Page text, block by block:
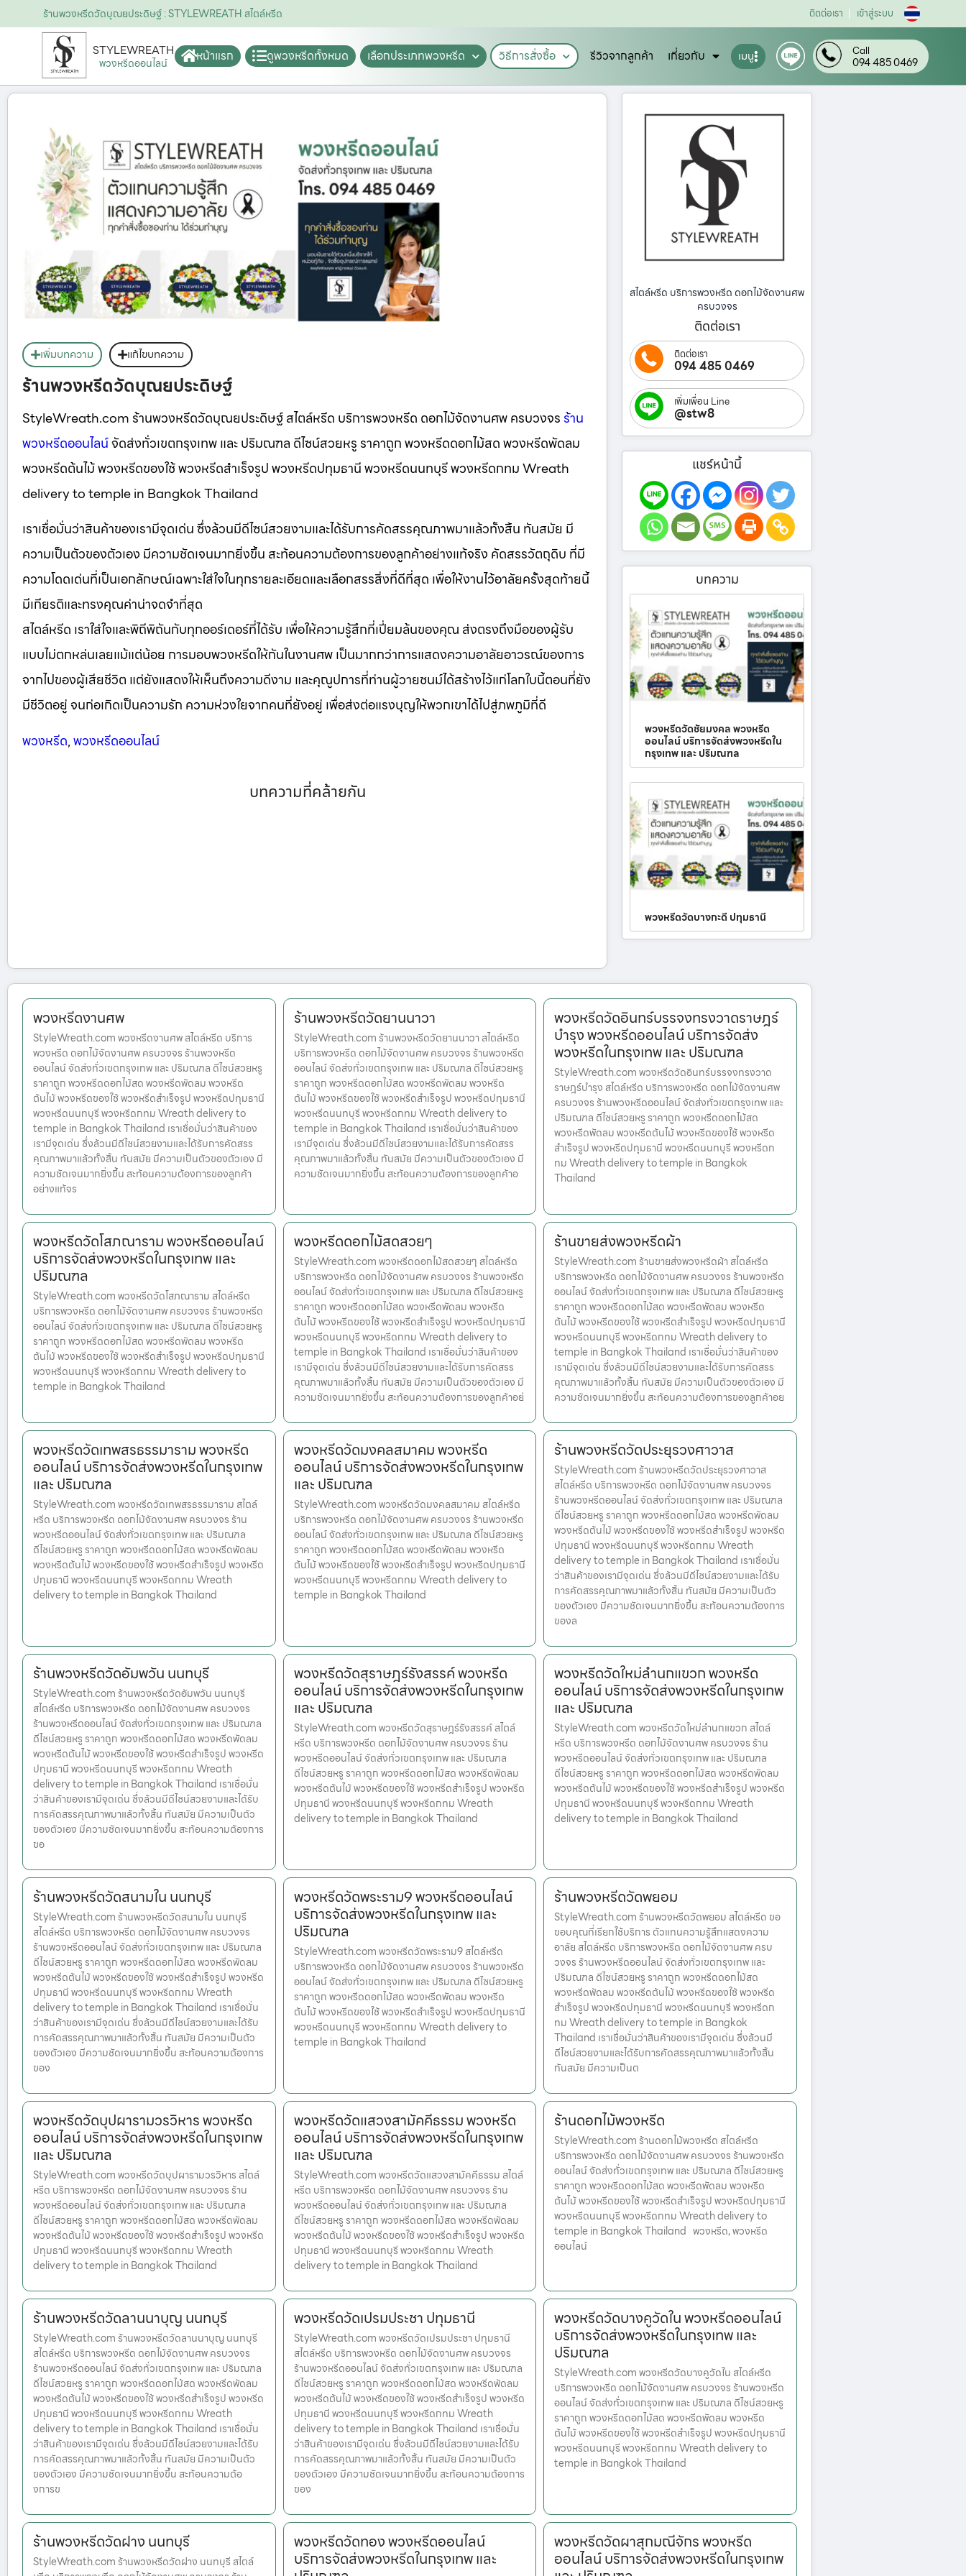
ร้านพวงหรีดวัดบุณยประดิษฐ์ : STYLEWREATH สไตล์หรีด ติดต่อเรา เข้าสู่ระบบ
STYLEWREATH
พวงหรีดออนไลน์ หน้าแรก ดูพวงหรีดทั้งหมด เลือกประเภทพวงหรีด วิธีการสั่งซื้อ รีวิวจากลูกค้า เกี่ยวกับ เมนู Call
094 485 0469
เพิ่มบทความ แก้ไขบทความ
ร้านพวงหรีดวัดบุณยประดิษฐ์
StyleWreath.com ร้านพวงหรีดวัดบุณยประดิษฐ์ สไตล์หรีด บริการพวงหรีด ดอกไม้จัดงานศพ ครบวงจรร้าน
พวงหรีดออนไลน์จัดส่งทั่วเขตกรุงเทพ และ ปริมณฑล ดีไซน์สวยหรู ราคาถูก พวงหรีดดอกไม้สด พวงหรีดพัดลม
พวงหรีดต้นไม้ พวงหรีดของใช้ พวงหรีดสำเร็จรูป พวงหรีดปทุมธานี พวงหรีดนนทบุรี พวงหรีดกทม Wreath
delivery to temple in Bangkok Thailand
เราเชื่อมั่นว่าสินค้าของเรามีจุดเด่น ซึ่งล้วนมีดีไซน์สวยงามและได้รับการคัดสรรคุณภาพมาแล้วทั้งสิ้น ทันสมัย มี
ความเป็นตัวของตัวเอง มีความชัดเจนมากยิ่งขึ้น สะท้อนความต้องการของลูกค้าอย่างแท้จริง คัดสรรวัตถุดิบ ที่มี
ความโดดเด่นที่เป็นเอกลักษณ์เฉพาะใส่ใจในทุกรายละเอียดและเลือกสรรสิ่งที่ดีที่สุด เพื่อให้งานไว้อาลัยครั้งสุดท้ายนี้
มีเกียรติและทรงคุณค่าน่าจดจำที่สุด
สไตล์หรีด เราใส่ใจและพิถีพิถันกับทุกออร์เดอร์ที่ได้รับ เพื่อให้ความรู้สึกที่เปี่ยมล้นของคุณ ส่งตรงถึงมือของผู้รับ
แบบไม่ตกหล่นเลยแม้แต่น้อย การมอบพวงหรีดให้กันในงานศพ เป็นมากกว่าการแสดงความอาลัยอาวรณ์ของการ
จากไปของผู้เสียชีวิต แต่ยังแสดงให้เห็นถึงความดีงาม และคุณูปการที่ท่านผู้วายชนม์ได้สร้างไว้แก่โลกใบนี้ตอนที่ยัง
มีชีวิตอยู่ จนก่อเกิดเป็นความรัก ความห่วงใยจากคนที่ยังอยู่ เพื่อส่งต่อแรงบุญให้พวกเขาได้ไปสู่ภพภูมิที่ดี
พวงหรีด,พวงหรีดออนไลน์
บทความที่คล้ายกัน
สไตล์หรีด บริการพวงหรีด ดอกไม้จัดงานศพ
ครบวงจร
ติดต่อเรา
ติดต่อเรา
094 485 0469
เพิ่มเพื่อน Line
@stw8
แชร์หน้านี้
บทความ
พวงหรีดวัดชัยมงคล พวงหรีด
ออนไลน์ บริการจัดส่งพวงหรีดใน
กรุงเทพ และ ปริมณฑล
พวงหรีดวัดบางกะดี ปทุมธานี
พวงหรีดงานศพ
StyleWreath.com พวงหรีดงานศพ สไตล์หรีด บริการ
พวงหรีด ดอกไม้จัดงานศพ ครบวงจร ร้านพวงหรีด
ออนไลน์ จัดส่งทั่วเขตกรุงเทพ และ ปริมณฑล ดีไซน์สวยหรู
ราคาถูก พวงหรีดดอกไม้สด พวงหรีดพัดลม พวงหรีด
ต้นไม้ พวงหรีดของใช้ พวงหรีดสำเร็จรูป พวงหรีดปทุมธานี
พวงหรีดนนทบุรี พวงหรีดกทม Wreath delivery to
temple in Bangkok Thailand เราเชื่อมั่นว่าสินค้าของ
เรามีจุดเด่น ซึ่งล้วนมีดีไซน์สวยงามและได้รับการคัดสรร
คุณภาพมาแล้วทั้งสิ้น ทันสมัย มีความเป็นตัวของตัวเอง มี
ความชัดเจนมากยิ่งขึ้น สะท้อนความต้องการของลูกค้า
อย่างแท้จร
ร้านพวงหรีดวัดยานนาวา
StyleWreath.com ร้านพวงหรีดวัดยานนาวา สไตล์หรีด
บริการพวงหรีด ดอกไม้จัดงานศพ ครบวงจร ร้านพวงหรีด
ออนไลน์ จัดส่งทั่วเขตกรุงเทพ และ ปริมณฑล ดีไซน์สวยหรู
ราคาถูก พวงหรีดดอกไม้สด พวงหรีดพัดลม พวงหรีด
ต้นไม้ พวงหรีดของใช้ พวงหรีดสำเร็จรูป พวงหรีดปทุมธานี
พวงหรีดนนทบุรี พวงหรีดกทม Wreath delivery to
temple in Bangkok Thailand เราเชื่อมั่นว่าสินค้าของ
เรามีจุดเด่น ซึ่งล้วนมีดีไซน์สวยงามและได้รับการคัดสรร
คุณภาพมาแล้วทั้งสิ้น ทันสมัย มีความเป็นตัวของตัวเอง มี
ความชัดเจนมากยิ่งขึ้น สะท้อนความต้องการของลูกค้าอ
พวงหรีดวัดอินทร์บรรจงทรงวาดราษฎร์
บำรุง พวงหรีดออนไลน์ บริการจัดส่ง
พวงหรีดในกรุงเทพ และ ปริมณฑล
StyleWreath.com พวงหรีดวัดอินทร์บรรจงทรงวาด
ราษฎร์บำรุง สไตล์หรีด บริการพวงหรีด ดอกไม้จัดงานศพ
ครบวงจร ร้านพวงหรีดออนไลน์ จัดส่งทั่วเขตกรุงเทพ และ
ปริมณฑล ดีไซน์สวยหรู ราคาถูก พวงหรีดดอกไม้สด
พวงหรีดพัดลม พวงหรีดต้นไม้ พวงหรีดของใช้ พวงหรีด
สำเร็จรูป พวงหรีดปทุมธานี พวงหรีดนนทบุรี พวงหรีดก
ทม Wreath delivery to temple in Bangkok
Thailand
พวงหรีดวัดโสภณาราม พวงหรีดออนไลน์
บริการจัดส่งพวงหรีดในกรุงเทพ และ
ปริมณฑล
StyleWreath.com พวงหรีดวัดโสภณาราม สไตล์หรีด
บริการพวงหรีด ดอกไม้จัดงานศพ ครบวงจร ร้านพวงหรีด
ออนไลน์ จัดส่งทั่วเขตกรุงเทพ และ ปริมณฑล ดีไซน์สวยหรู
ราคาถูก พวงหรีดดอกไม้สด พวงหรีดพัดลม พวงหรีด
ต้นไม้ พวงหรีดของใช้ พวงหรีดสำเร็จรูป พวงหรีดปทุมธานี
พวงหรีดนนทบุรี พวงหรีดกทม Wreath delivery to
temple in Bangkok Thailand
พวงหรีดดอกไม้สดสวยๆ
StyleWreath.com พวงหรีดดอกไม้สดสวยๆ สไตล์หรีด
บริการพวงหรีด ดอกไม้จัดงานศพ ครบวงจร ร้านพวงหรีด
ออนไลน์ จัดส่งทั่วเขตกรุงเทพ และ ปริมณฑล ดีไซน์สวยหรู
ราคาถูก พวงหรีดดอกไม้สด พวงหรีดพัดลม พวงหรีด
ต้นไม้ พวงหรีดของใช้ พวงหรีดสำเร็จรูป พวงหรีดปทุมธานี
พวงหรีดนนทบุรี พวงหรีดกทม Wreath delivery to
temple in Bangkok Thailand เราเชื่อมั่นว่าสินค้าของ
เรามีจุดเด่น ซึ่งล้วนมีดีไซน์สวยงามและได้รับการคัดสรร
คุณภาพมาแล้วทั้งสิ้น ทันสมัย มีความเป็นตัวของตัวเอง มี
ความชัดเจนมากยิ่งขึ้น สะท้อนความต้องการของลูกค้าอย่
ร้านขายส่งพวงหรีดผ้า
StyleWreath.com ร้านขายส่งพวงหรีดผ้า สไตล์หรีด
บริการพวงหรีด ดอกไม้จัดงานศพ ครบวงจร ร้านพวงหรีด
ออนไลน์ จัดส่งทั่วเขตกรุงเทพ และ ปริมณฑล ดีไซน์สวยหรู
ราคาถูก พวงหรีดดอกไม้สด พวงหรีดพัดลม พวงหรีด
ต้นไม้ พวงหรีดของใช้ พวงหรีดสำเร็จรูป พวงหรีดปทุมธานี
พวงหรีดนนทบุรี พวงหรีดกทม Wreath delivery to
temple in Bangkok Thailand เราเชื่อมั่นว่าสินค้าของ
เรามีจุดเด่น ซึ่งล้วนมีดีไซน์สวยงามและได้รับการคัดสรร
คุณภาพมาแล้วทั้งสิ้น ทันสมัย มีความเป็นตัวของตัวเอง มี
ความชัดเจนมากยิ่งขึ้น สะท้อนความต้องการของลูกค้าอย
พวงหรีดวัดเทพสรธรรมาราม พวงหรีด
ออนไลน์ บริการจัดส่งพวงหรีดในกรุงเทพ
และ ปริมณฑล
StyleWreath.com พวงหรีดวัดเทพสรธรรมาราม สไตล์
หรีด บริการพวงหรีด ดอกไม้จัดงานศพ ครบวงจร ร้าน
พวงหรีดออนไลน์ จัดส่งทั่วเขตกรุงเทพ และ ปริมณฑล
ดีไซน์สวยหรู ราคาถูก พวงหรีดดอกไม้สด พวงหรีดพัดลม
พวงหรีดต้นไม้ พวงหรีดของใช้ พวงหรีดสำเร็จรูป พวงหรีด
ปทุมธานี พวงหรีดนนทบุรี พวงหรีดกทม Wreath
delivery to temple in Bangkok Thailand
พวงหรีดวัดมงคลสมาคม พวงหรีด
ออนไลน์ บริการจัดส่งพวงหรีดในกรุงเทพ
และ ปริมณฑล
StyleWreath.com พวงหรีดวัดมงคลสมาคม สไตล์หรีด
บริการพวงหรีด ดอกไม้จัดงานศพ ครบวงจร ร้านพวงหรีด
ออนไลน์ จัดส่งทั่วเขตกรุงเทพ และ ปริมณฑล ดีไซน์สวยหรู
ราคาถูก พวงหรีดดอกไม้สด พวงหรีดพัดลม พวงหรีด
ต้นไม้ พวงหรีดของใช้ พวงหรีดสำเร็จรูป พวงหรีดปทุมธานี
พวงหรีดนนทบุรี พวงหรีดกทม Wreath delivery to
temple in Bangkok Thailand
ร้านพวงหรีดวัดประยุรวงศาวาส
StyleWreath.com ร้านพวงหรีดวัดประยุรวงศาวาส
สไตล์หรีด บริการพวงหรีด ดอกไม้จัดงานศพ ครบวงจร
ร้านพวงหรีดออนไลน์ จัดส่งทั่วเขตกรุงเทพ และ ปริมณฑล
ดีไซน์สวยหรู ราคาถูก พวงหรีดดอกไม้สด พวงหรีดพัดลม
พวงหรีดต้นไม้ พวงหรีดของใช้ พวงหรีดสำเร็จรูป พวงหรีด
ปทุมธานี พวงหรีดนนทบุรี พวงหรีดกทม Wreath
delivery to temple in Bangkok Thailand เราเชื่อมั่น
ว่าสินค้าของเรามีจุดเด่น ซึ่งล้วนมีดีไซน์สวยงามและได้รับ
การคัดสรรคุณภาพมาแล้วทั้งสิ้น ทันสมัย มีความเป็นตัว
ของตัวเอง มีความชัดเจนมากยิ่งขึ้น สะท้อนความต้องการ
ของล
ร้านพวงหรีดวัดอัมพวัน นนทบุรี
StyleWreath.com ร้านพวงหรีดวัดอัมพวัน นนทบุรี
สไตล์หรีด บริการพวงหรีด ดอกไม้จัดงานศพ ครบวงจร
ร้านพวงหรีดออนไลน์ จัดส่งทั่วเขตกรุงเทพ และ ปริมณฑล
ดีไซน์สวยหรู ราคาถูก พวงหรีดดอกไม้สด พวงหรีดพัดลม
พวงหรีดต้นไม้ พวงหรีดของใช้ พวงหรีดสำเร็จรูป พวงหรีด
ปทุมธานี พวงหรีดนนทบุรี พวงหรีดกทม Wreath
delivery to temple in Bangkok Thailand เราเชื่อมั่น
ว่าสินค้าของเรามีจุดเด่น ซึ่งล้วนมีดีไซน์สวยงามและได้รับ
การคัดสรรคุณภาพมาแล้วทั้งสิ้น ทันสมัย มีความเป็นตัว
ของตัวเอง มีความชัดเจนมากยิ่งขึ้น สะท้อนความต้องการ
ขอ
พวงหรีดวัดสุราษฎร์รังสรรค์ พวงหรีด
ออนไลน์ บริการจัดส่งพวงหรีดในกรุงเทพ
และ ปริมณฑล
StyleWreath.com พวงหรีดวัดสุราษฎร์รังสรรค์ สไตล์
หรีด บริการพวงหรีด ดอกไม้จัดงานศพ ครบวงจร ร้าน
พวงหรีดออนไลน์ จัดส่งทั่วเขตกรุงเทพ และ ปริมณฑล
ดีไซน์สวยหรู ราคาถูก พวงหรีดดอกไม้สด พวงหรีดพัดลม
พวงหรีดต้นไม้ พวงหรีดของใช้ พวงหรีดสำเร็จรูป พวงหรีด
ปทุมธานี พวงหรีดนนทบุรี พวงหรีดกทม Wreath
delivery to temple in Bangkok Thailand
พวงหรีดวัดใหม่ลำนกแขวก พวงหรีด
ออนไลน์ บริการจัดส่งพวงหรีดในกรุงเทพ
และ ปริมณฑล
StyleWreath.com พวงหรีดวัดใหม่ลำนกแขวก สไตล์
หรีด บริการพวงหรีด ดอกไม้จัดงานศพ ครบวงจร ร้าน
พวงหรีดออนไลน์ จัดส่งทั่วเขตกรุงเทพ และ ปริมณฑล
ดีไซน์สวยหรู ราคาถูก พวงหรีดดอกไม้สด พวงหรีดพัดลม
พวงหรีดต้นไม้ พวงหรีดของใช้ พวงหรีดสำเร็จรูป พวงหรีด
ปทุมธานี พวงหรีดนนทบุรี พวงหรีดกทม Wreath
delivery to temple in Bangkok Thailand
ร้านพวงหรีดวัดสนามใน นนทบุรี
StyleWreath.com ร้านพวงหรีดวัดสนามใน นนทบุรี
สไตล์หรีด บริการพวงหรีด ดอกไม้จัดงานศพ ครบวงจร
ร้านพวงหรีดออนไลน์ จัดส่งทั่วเขตกรุงเทพ และ ปริมณฑล
ดีไซน์สวยหรู ราคาถูก พวงหรีดดอกไม้สด พวงหรีดพัดลม
พวงหรีดต้นไม้ พวงหรีดของใช้ พวงหรีดสำเร็จรูป พวงหรีด
ปทุมธานี พวงหรีดนนทบุรี พวงหรีดกทม Wreath
delivery to temple in Bangkok Thailand เราเชื่อมั่น
ว่าสินค้าของเรามีจุดเด่น ซึ่งล้วนมีดีไซน์สวยงามและได้รับ
การคัดสรรคุณภาพมาแล้วทั้งสิ้น ทันสมัย มีความเป็นตัว
ของตัวเอง มีความชัดเจนมากยิ่งขึ้น สะท้อนความต้องการ
ของ
พวงหรีดวัดพระราม9 พวงหรีดออนไลน์
บริการจัดส่งพวงหรีดในกรุงเทพ และ
ปริมณฑล
StyleWreath.com พวงหรีดวัดพระราม9 สไตล์หรีด
บริการพวงหรีด ดอกไม้จัดงานศพ ครบวงจร ร้านพวงหรีด
ออนไลน์ จัดส่งทั่วเขตกรุงเทพ และ ปริมณฑล ดีไซน์สวยหรู
ราคาถูก พวงหรีดดอกไม้สด พวงหรีดพัดลม พวงหรีด
ต้นไม้ พวงหรีดของใช้ พวงหรีดสำเร็จรูป พวงหรีดปทุมธานี
พวงหรีดนนทบุรี พวงหรีดกทม Wreath delivery to
temple in Bangkok Thailand
ร้านพวงหรีดวัดพยอม
StyleWreath.com ร้านพวงหรีดวัดพยอม สไตล์หรีด ขอ
ขอบคุณที่เรียกใช้บริการ ตัวแทนความรู้สึกแสดงความ
อาลัย สไตล์หรีด บริการพวงหรีด ดอกไม้จัดงานศพ ครบ
วงจร ร้านพวงหรีดออนไลน์ จัดส่งทั่วเขตกรุงเทพ และ
ปริมณฑล ดีไซน์สวยหรู ราคาถูก พวงหรีดดอกไม้สด
พวงหรีดพัดลม พวงหรีดต้นไม้ พวงหรีดของใช้ พวงหรีด
สำเร็จรูป พวงหรีดปทุมธานี พวงหรีดนนทบุรี พวงหรีดก
ทม Wreath delivery to temple in Bangkok
Thailand เราเชื่อมั่นว่าสินค้าของเรามีจุดเด่น ซึ่งล้วนมี
ดีไซน์สวยงามและได้รับการคัดสรรคุณภาพมาแล้วทั้งสิ้น
ทันสมัย มีความเป็นต
พวงหรีดวัดบุปผารามวรวิหาร พวงหรีด
ออนไลน์ บริการจัดส่งพวงหรีดในกรุงเทพ
และ ปริมณฑล
StyleWreath.com พวงหรีดวัดบุปผารามวรวิหาร สไตล์
หรีด บริการพวงหรีด ดอกไม้จัดงานศพ ครบวงจร ร้าน
พวงหรีดออนไลน์ จัดส่งทั่วเขตกรุงเทพ และ ปริมณฑล
ดีไซน์สวยหรู ราคาถูก พวงหรีดดอกไม้สด พวงหรีดพัดลม
พวงหรีดต้นไม้ พวงหรีดของใช้ พวงหรีดสำเร็จรูป พวงหรีด
ปทุมธานี พวงหรีดนนทบุรี พวงหรีดกทม Wreath
delivery to temple in Bangkok Thailand
พวงหรีดวัดแสวงสามัคคีธรรม พวงหรีด
ออนไลน์ บริการจัดส่งพวงหรีดในกรุงเทพ
และ ปริมณฑล
StyleWreath.com พวงหรีดวัดแสวงสามัคคีธรรม สไตล์
หรีด บริการพวงหรีด ดอกไม้จัดงานศพ ครบวงจร ร้าน
พวงหรีดออนไลน์ จัดส่งทั่วเขตกรุงเทพ และ ปริมณฑล
ดีไซน์สวยหรู ราคาถูก พวงหรีดดอกไม้สด พวงหรีดพัดลม
พวงหรีดต้นไม้ พวงหรีดของใช้ พวงหรีดสำเร็จรูป พวงหรีด
ปทุมธานี พวงหรีดนนทบุรี พวงหรีดกทม Wreath
delivery to temple in Bangkok Thailand
ร้านดอกไม้พวงหรีด
StyleWreath.com ร้านดอกไม้พวงหรีด สไตล์หรีด
บริการพวงหรีด ดอกไม้จัดงานศพ ครบวงจร ร้านพวงหรีด
ออนไลน์ จัดส่งทั่วเขตกรุงเทพ และ ปริมณฑล ดีไซน์สวยหรู
ราคาถูก พวงหรีดดอกไม้สด พวงหรีดพัดลม พวงหรีด
ต้นไม้ พวงหรีดของใช้ พวงหรีดสำเร็จรูป พวงหรีดปทุมธานี
พวงหรีดนนทบุรี พวงหรีดกทม Wreath delivery to
temple in Bangkok Thailand พวงหรีด, พวงหรีด
ออนไลน์
ร้านพวงหรีดวัดลานนาบุญ นนทบุรี
StyleWreath.com ร้านพวงหรีดวัดลานนาบุญ นนทบุรี
สไตล์หรีด บริการพวงหรีด ดอกไม้จัดงานศพ ครบวงจร
ร้านพวงหรีดออนไลน์ จัดส่งทั่วเขตกรุงเทพ และ ปริมณฑล
ดีไซน์สวยหรู ราคาถูก พวงหรีดดอกไม้สด พวงหรีดพัดลม
พวงหรีดต้นไม้ พวงหรีดของใช้ พวงหรีดสำเร็จรูป พวงหรีด
ปทุมธานี พวงหรีดนนทบุรี พวงหรีดกทม Wreath
delivery to temple in Bangkok Thailand เราเชื่อมั่น
ว่าสินค้าของเรามีจุดเด่น ซึ่งล้วนมีดีไซน์สวยงามและได้รับ
การคัดสรรคุณภาพมาแล้วทั้งสิ้น ทันสมัย มีความเป็นตัว
ของตัวเอง มีความชัดเจนมากยิ่งขึ้น สะท้อนความต้อ
งการข
พวงหรีดวัดเปรมประชา ปทุมธานี
StyleWreath.com พวงหรีดวัดเปรมประชา ปทุมธานี
สไตล์หรีด บริการพวงหรีด ดอกไม้จัดงานศพ ครบวงจร
ร้านพวงหรีดออนไลน์ จัดส่งทั่วเขตกรุงเทพ และ ปริมณฑล
ดีไซน์สวยหรู ราคาถูก พวงหรีดดอกไม้สด พวงหรีดพัดลม
พวงหรีดต้นไม้ พวงหรีดของใช้ พวงหรีดสำเร็จรูป พวงหรีด
ปทุมธานี พวงหรีดนนทบุรี พวงหรีดกทม Wreath
delivery to temple in Bangkok Thailand เราเชื่อมั่น
ว่าสินค้าของเรามีจุดเด่น ซึ่งล้วนมีดีไซน์สวยงามและได้รับ
การคัดสรรคุณภาพมาแล้วทั้งสิ้น ทันสมัย มีความเป็นตัว
ของตัวเอง มีความชัดเจนมากยิ่งขึ้น สะท้อนความต้องการ
ของ
พวงหรีดวัดบางคูวัดใน พวงหรีดออนไลน์
บริการจัดส่งพวงหรีดในกรุงเทพ และ
ปริมณฑล
StyleWreath.com พวงหรีดวัดบางคูวัดใน สไตล์หรีด
บริการพวงหรีด ดอกไม้จัดงานศพ ครบวงจร ร้านพวงหรีด
ออนไลน์ จัดส่งทั่วเขตกรุงเทพ และ ปริมณฑล ดีไซน์สวยหรู
ราคาถูก พวงหรีดดอกไม้สด พวงหรีดพัดลม พวงหรีด
ต้นไม้ พวงหรีดของใช้ พวงหรีดสำเร็จรูป พวงหรีดปทุมธานี
พวงหรีดนนทบุรี พวงหรีดกทม Wreath delivery to
temple in Bangkok Thailand
ร้านพวงหรีดวัดฝาง นนทบุรี
StyleWreath.com ร้านพวงหรีดวัดฝาง นนทบุรี สไตล์
พวงหรีดวัดทอง พวงหรีดออนไลน์
บริการจัดส่งพวงหรีดในกรุงเทพ และ
พวงหรีดวัดผาสุกมณีจักร พวงหรีด
ออนไลน์ บริการจัดส่งพวงหรีดในกรุงเทพ